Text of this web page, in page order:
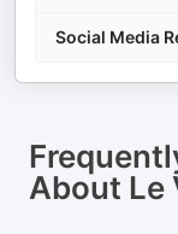
Social Media
About Le